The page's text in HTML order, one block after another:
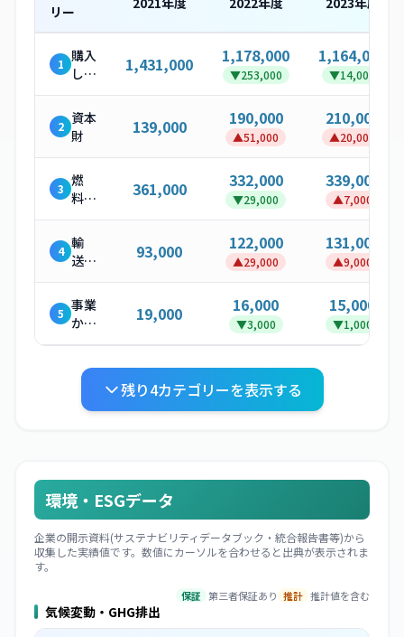
リー
1 購入
した
製
品・
サー
ビス
1,431,000 1,178,000
▼253,000
1,164,000
▼14,000
2 資本
財
139,000 190,000
▲51,000
210,000
▲20,000
3 燃
料・
エネ
ルギ
ー関
連活
動
361,000 332,000
▼29,000
339,000
▲7,000
4 輸
送・
配送
（上
流）
93,000 122,000
▲29,000
131,000
▲9,000
5 事業
から
発生
廃棄
19,000 16,000
▼3,000
15,000
▼1,000
残り4カテゴリーを表示する
環境・ESGデータ
企業の開示資料(サステナビリティデータブック・統合報告書等)から
収集した実績値です。数値にカーソルを合わせると出典が表示されま
す。
保証 第三者保証あり 推計 推計値を含む
気候変動・GHG排出